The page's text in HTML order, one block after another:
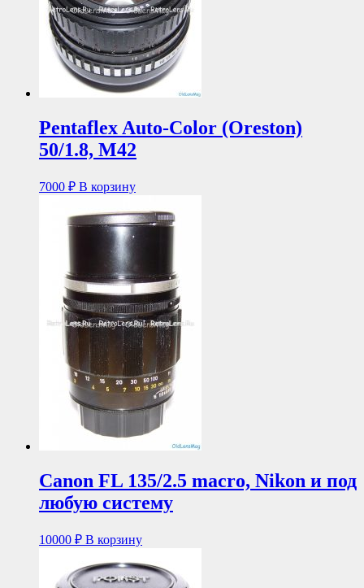
Pentaflex Auto-Color (Oreston)
50/1.8, М42
7000 ₽ В корзину
Canon FL 135/2.5 macro, Nikon и под
любую систему
10000 ₽ В корзину